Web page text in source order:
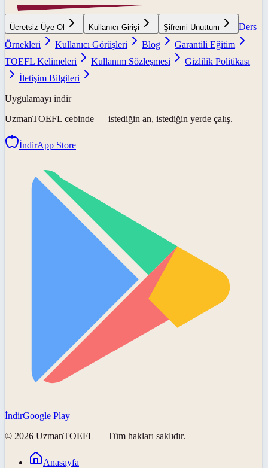
Ücretsiz Üye Ol Kullanıcı Girişi Şifremi Unuttum
Ders
Örnekleri
Kullanıcı Görüşleri Blog
Garantili Eğitim
TOEFL Kelimeleri
Kullanım Sözleşmesi
Gizlilik Politikası
İletişim Bilgileri
Uygulamayı indir
UzmanTOEFL cebinde — istediğin an, istediğin yerde çalış.
İndirApp Store
İndirGoogle Play
© 2026 UzmanTOEFL — Tüm hakları saklıdır.
Anasayfa